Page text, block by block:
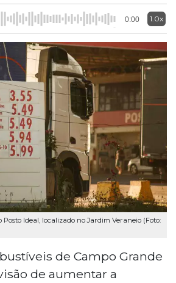
0:00 1.0x
Posto Ideal, localizado no Jardim Veraneio (Foto:
de Campo Grande
de aumentar a